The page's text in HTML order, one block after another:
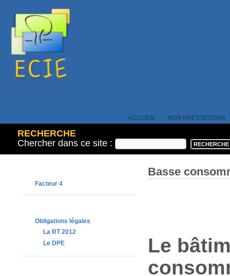
ACCUEIL NOS PRESTATIONS
RECHERCHE
Chercher dans ce site :
Facteur 4
Obligations légales
La RT 2012
Le DPE
Basse
Le